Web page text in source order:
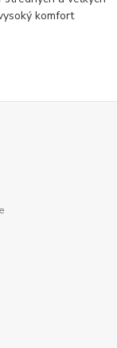
komfort